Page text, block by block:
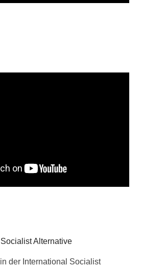
der International Socialist